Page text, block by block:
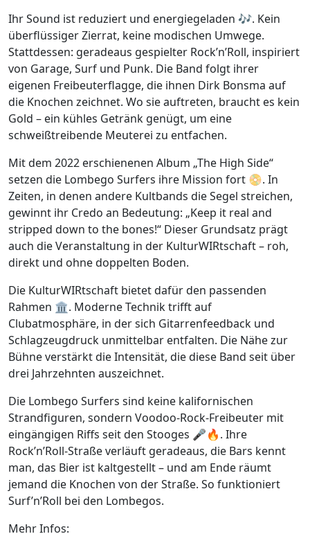
Ihr Sound ist reduziert und energiegeladen 🎶. Kein
überflüssiger Zierrat, keine modischen Umwege.
Stattdessen: geradeaus gespielter Rock’n’Roll, inspiriert
von Garage, Surf und Punk. Die Band folgt ihrer
eigenen Freibeuterflagge, die ihnen Dirk Bonsma auf
die Knochen zeichnet. Wo sie auftreten, braucht es kein
Gold – ein kühles Getränk genügt, um eine
schweißtreibende Meuterei zu entfachen.
Mit dem 2022 erschienenen Album „The High Side“
setzen die Lombego Surfers ihre Mission fort 📀. In
Zeiten, in denen andere Kultbands die Segel streichen,
gewinnt ihr Credo an Bedeutung: „Keep it real and
stripped down to the bones!“ Dieser Grundsatz prägt
auch die Veranstaltung in der KulturWIRtschaft – roh,
direkt und ohne doppelten Boden.
Die KulturWIRtschaft bietet dafür den passenden
Rahmen 🏛️. Moderne Technik trifft auf
Clubatmosphäre, in der sich Gitarrenfeedback und
Schlagzeugdruck unmittelbar entfalten. Die Nähe zur
Bühne verstärkt die Intensität, die diese Band seit über
drei Jahrzehnten auszeichnet.
Die Lombego Surfers sind keine kalifornischen
Strandfiguren, sondern Voodoo-Rock-Freibeuter mit
eingängigen Riffs seit den Stooges 🎤🔥. Ihre
Rock’n’Roll-Straße verläuft geradeaus, die Bars kennt
man, das Bier ist kaltgestellt – und am Ende räumt
jemand die Knochen von der Straße. So funktioniert
Surf’n’Roll bei den Lombegos.
Mehr Infos: